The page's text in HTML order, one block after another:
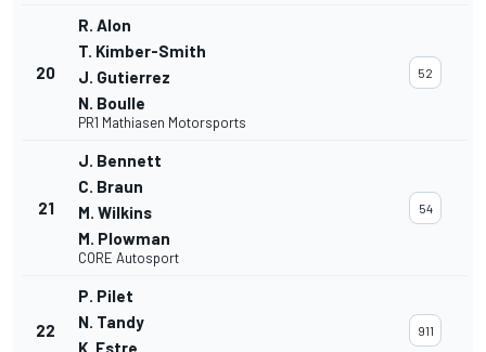
20
R. Alon
T. Kimber-Smith
J. Gutierrez
N. Boulle
PR1 Mathiasen Motorsports
52
21
J. Bennett
C. Braun
M. Wilkins
M. Plowman
CORE Autosport
54
22
P. Pilet
N. Tandy
K. Estre
911